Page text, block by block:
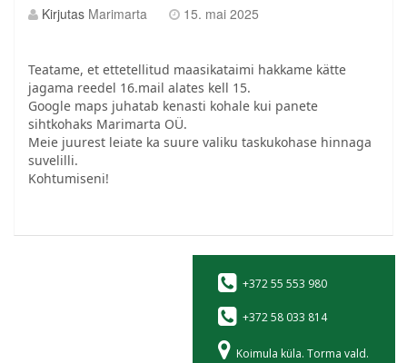
Kirjutas Marimarta 15. mai 2025
Teatame, et ettetellitud maasikataimi hakkame kätte
jagama reedel 16.mail alates kell 15.
Google maps juhatab kenasti kohale kui panete
sihtkohaks Marimarta OÜ.
Meie juurest leiate ka suure valiku taskukohase hinnaga
suvelilli.
Kohtumiseni!
+372 55 553 980
+372 58 033 814
Koimula küla. Torma vald.